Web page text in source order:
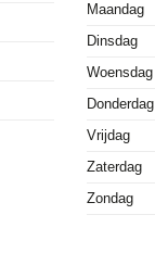
Maandag
Dinsdag
Woensdag
Donderdag
Vrijdag
Zaterdag
Zondag